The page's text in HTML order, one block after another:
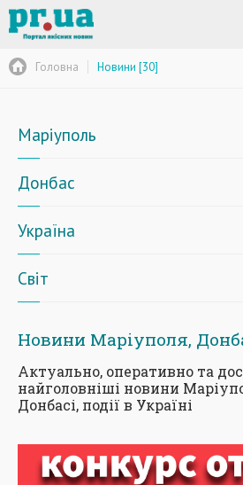
Головна Новини [30]
Маріуполь
Донбас
Україна
Світ
Новини Маріуполя,
Актуально, оперативно та
найголовніші новини
Донбасі, події в Україні